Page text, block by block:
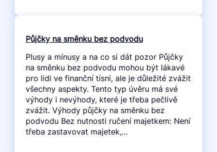
Půjčky na směnku bez podvodu
Plusy a mínusy a na co si dát pozor Půjčky
na směnku bez podvodu mohou být lákavé
pro lidi ve finanční tísni, ale je důležité zvážit
všechny aspekty. Tento typ úvěru má své
výhody i nevýhody, které je třeba pečlivě
zvážit. Výhody půjčky na směnku bez
podvodu Bez nutnosti ručení majetkem: Není
třeba zastavovat majetek,…